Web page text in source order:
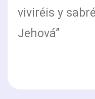
viviréis y
Jehová”